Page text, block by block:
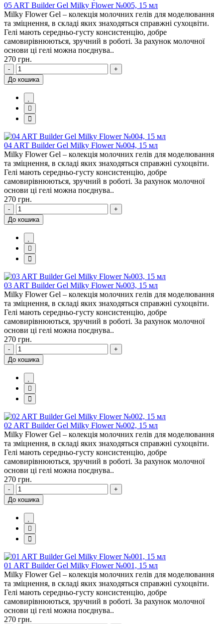
05 ART Builder Gel Milky Flower №005, 15 мл
Milky Flower Gel – колекція молочних гелів для моделювання
та зміцнення, в складі яких знаходяться справжні сухоцвіти.
Гелі мають середньо-густу консистенцію, добре
самовирівнюються, зручний в роботі. За рахунок молочної
основи ці гелі можна поєднува..
270 грн.
-
+
До кошика
04 ART Builder Gel Milky Flower №004, 15 мл
Milky Flower Gel – колекція молочних гелів для моделювання
та зміцнення, в складі яких знаходяться справжні сухоцвіти.
Гелі мають середньо-густу консистенцію, добре
самовирівнюються, зручний в роботі. За рахунок молочної
основи ці гелі можна поєднува..
270 грн.
-
+
До кошика
03 ART Builder Gel Milky Flower №003, 15 мл
Milky Flower Gel – колекція молочних гелів для моделювання
та зміцнення, в складі яких знаходяться справжні сухоцвіти.
Гелі мають середньо-густу консистенцію, добре
самовирівнюються, зручний в роботі. За рахунок молочної
основи ці гелі можна поєднува..
270 грн.
-
+
До кошика
02 ART Builder Gel Milky Flower №002, 15 мл
Milky Flower Gel – колекція молочних гелів для моделювання
та зміцнення, в складі яких знаходяться справжні сухоцвіти.
Гелі мають середньо-густу консистенцію, добре
самовирівнюються, зручний в роботі. За рахунок молочної
основи ці гелі можна поєднува..
270 грн.
-
+
До кошика
01 ART Builder Gel Milky Flower №001, 15 мл
Milky Flower Gel – колекція молочних гелів для моделювання
та зміцнення, в складі яких знаходяться справжні сухоцвіти.
Гелі мають середньо-густу консистенцію, добре
самовирівнюються, зручний в роботі. За рахунок молочної
основи ці гелі можна поєднува..
270 грн.